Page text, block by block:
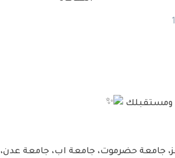
ومستقبلك
جامعة حضرموت، جامعة اب، جامعة عدن،